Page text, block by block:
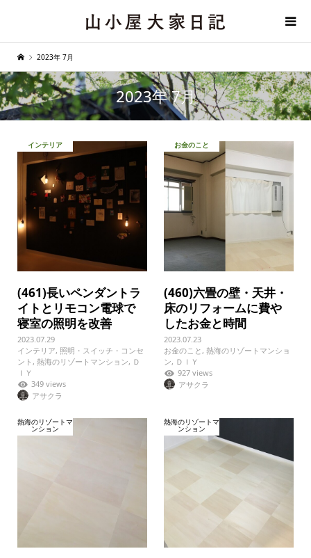
2023年 7月
2023年 7月
インテリア
(461)長いペンダントラ
イトとリモコン電球で
寝室の照明を改善
2023.07.29
インテリア, 照明・スイッチ・コンセ
ント , 熱海のリゾートマンション, Ｄ
ＩＹ
349 views
アサクラ
お金のこと
(460)六畳の壁・天井・
床のリフォームに費や
したお金と時間
2023.07.23
お金のこと ,熱海のリゾートマンショ
ン, ＤＩＹ
927 views
アサクラ
熱海のリゾートマ
ンション
熱海のリゾートマ
ンション